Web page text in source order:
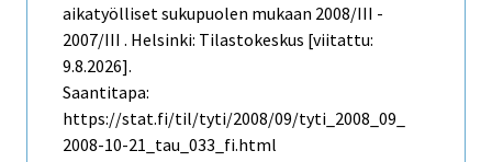
aikatyölliset sukupuolen mukaan 2008/III -
2007/III . Helsinki: Tilastokeskus [viitattu:
9.8.2026].
Saantitapa:
https://stat.fi/til/tyti/2008/09/tyti_2008_09_
2008-10-21_tau_033_fi.html